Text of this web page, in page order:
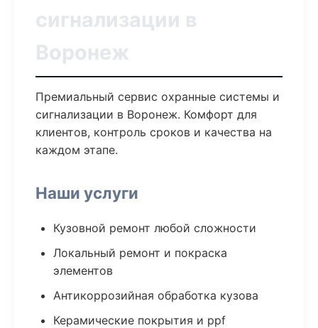
сигнализации в
Воронеж
Премиальный сервис охранные системы и
сигнализации в Воронеж. Комфорт для
клиентов, контроль сроков и качества на
каждом этапе.
Наши услуги
Кузовной ремонт любой сложности
Локальный ремонт и покраска
элементов
Антикоррозийная обработка кузова
Керамические покрытия и ppf